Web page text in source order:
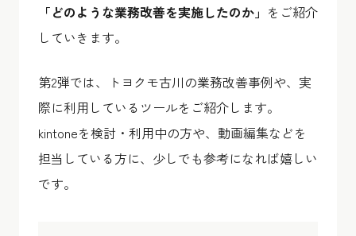
「どのような業務改善を実施したのか」 をご紹介
していきます。
第2弾では、トヨクモ古川の業務改善事例や、実
際に利用しているツールをご紹介します。
kintoneを検討・利用中の方や、動画編集などを
担当している方に、少しでも参考になれば嬉しい
です。